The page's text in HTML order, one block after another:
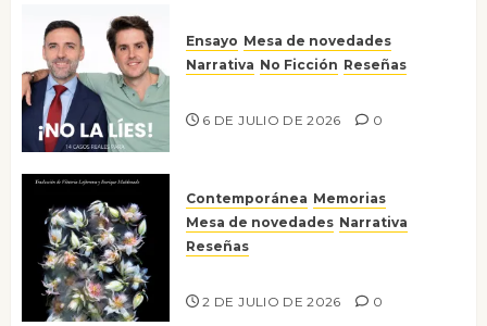
Ensayo Mesa de novedades
Narrativa No Ficción Reseñas
6 DE JULIO DE 2026 0
Contemporánea Memorias
Mesa de novedades Narrativa
Reseñas
2 DE JULIO DE 2026 0